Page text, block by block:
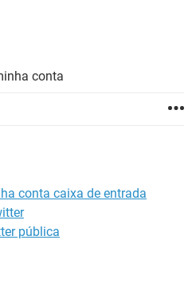
EXCEL
conta
conta caixa de entrada
pública